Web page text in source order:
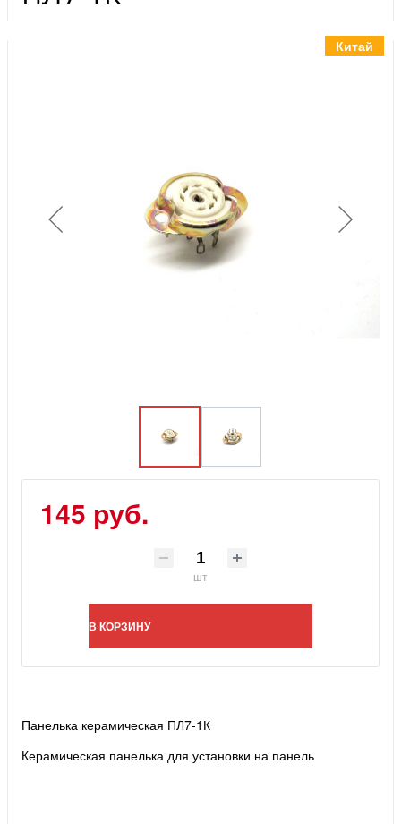
Китай
145 руб.
шт
В КОРЗИНУ
Панелька керамическая ПЛ7-1К
Керамическая панелька для установки на панель